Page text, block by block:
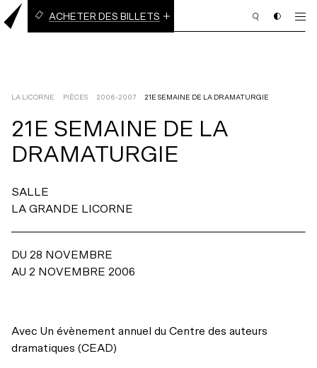
ACHETER DES BILLETS
PROGRAMMATION
ABONNEMENT
NOUS APPUYER
NOUS JOINDRE
Mot de la direction
Notre théâtre
LA LICORNE PIÈCES 2006-2007 21E SEMAINE DE LA DRAMATURGIE
21E SEMAINE DE LA
DRAMATURGIE
SALLE
LA GRANDE LICORNE
DU 28 NOVEMBRE
AU 2 NOVEMBRE 2006
Avec Un évènement annuel du Centre des auteurs
dramatiques (CEAD)